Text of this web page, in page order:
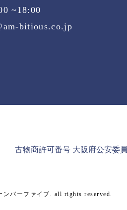
~18:00
bitious.co.jp
古物商許可番号 大阪府公安委
バーファイブ. all rights reserved.